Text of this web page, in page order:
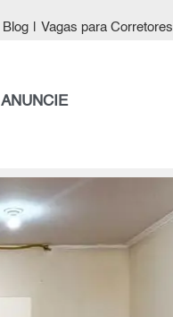
Blog Vagas para Corretores
ANUNCIE